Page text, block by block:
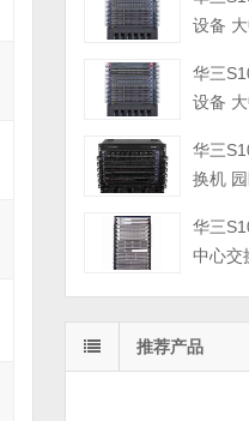
设备
华三
设备
华三
换机
华三
中心交
推荐产品